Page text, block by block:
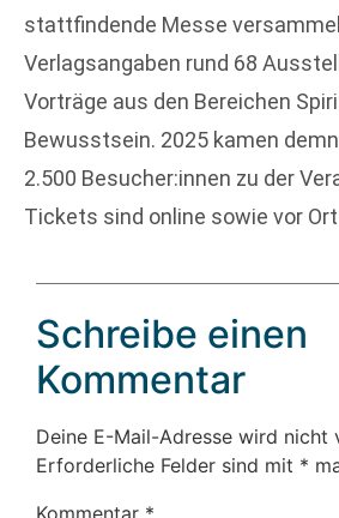
stattfindende Messe
Verlagsangaben rund 68
Vorträge aus den Bereichen
Bewusstsein. 2025 kamen
2.500 Besucher:innen zu der
Tickets sind online sowie vor
Schreibe einen
Kommentar
Deine E-Mail-Adresse wird nicht
Erforderliche Felder sind mit *
Kommentar *